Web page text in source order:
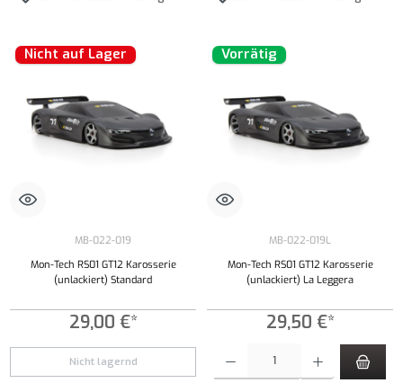
Nicht auf Lager
MB-022-019
Mon-Tech RS01 GT12 Karosserie
(unlackiert) Standard
29,00 €*
Nicht lagernd
Vorrätig
MB-022-019L
Mon-Tech RS01 GT12 Karosserie
(unlackiert) La Leggera
29,50 €*